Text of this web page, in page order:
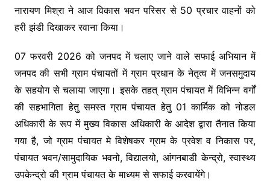
नारायण मिश्रा ने आज विकास भवन परिसर से 50 प्रचार वाहनों को
हरी झंडी दिखाकर रवाना किया।
07 फरवरी 2026 को जनपद में चलाए जाने वाले सफाई अभियान में
जनपद की सभी ग्राम पंचायतों में ग्राम प्रधान के नेतृत्व में जनसमुदाय
के सहयोग से चलाया जाएगा। इसके तहत् ग्राम पंचायत में विभिन्न वर्गों
की सहभागिता हेतु समस्त ग्राम पंचायत हेतु 01 कार्मिक को नोडल
अधिकारी के रूप में मुख्य विकास अधिकारी के आदेश द्वारा तैनात किया
गया है, जो ग्राम पंचायत मे विशेषकर ग्राम के प्रवेश व निकास पर,
पंचायत भवन/सामुदायिक भवनो, विद्यालयो, आंगनबाडी केन्द्रो, स्वास्थ्य
उपकेन्द्रो की ग्राम पंचायत के माध्यम से सफाई करवायेंगे।